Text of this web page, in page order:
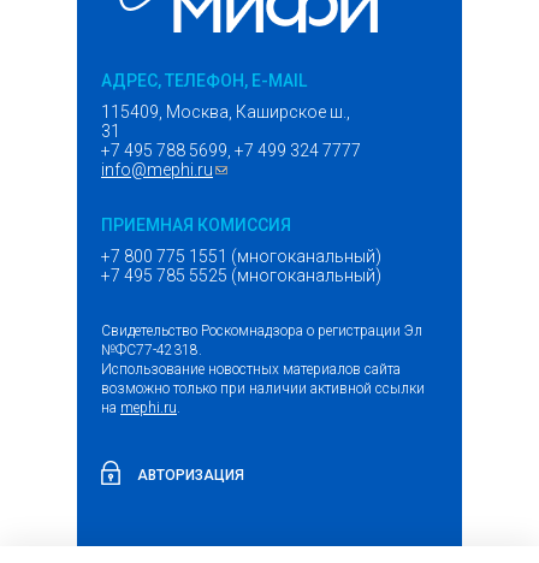
АДРЕС, ТЕЛЕФОН, E-MAIL
115409, Москва, Каширское ш.,
31
+7 495 788 5699, +7 499 324 7777
info@mephi.ru(ссылка для отправки email)
ПРИЕМНАЯ КОМИССИЯ
+7 800 775 1551 (многоканальный)
+7 495 785 5525 (многоканальный)
Свидетельство Роскомнадзора о регистрации Эл
№ФС77-42318.
Использование новостных материалов сайта
возможно только при наличии активной ссылки
на mephi.ru.
АВТОРИЗАЦИЯ